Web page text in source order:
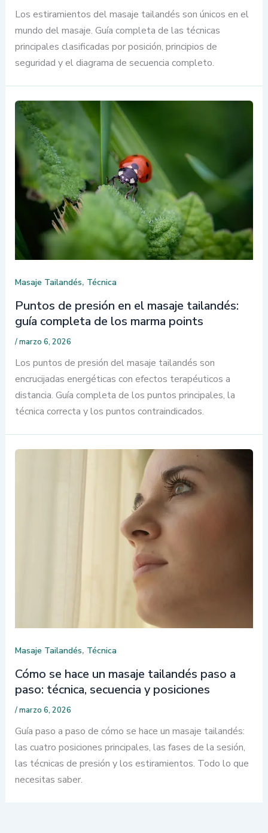
Los estiramientos del masaje tailandés son únicos en el
mundo del masaje. Guía completa de las técnicas
principales clasificadas por posición, principios de
seguridad y el diagrama de secuencia completo.
Masaje Tailandés, Técnica
Puntos de presión en el masaje tailandés:
guía completa de los marma points
/marzo 6, 2026
Los puntos de presión del masaje tailandés son
encrucijadas energéticas con efectos terapéuticos a
distancia. Guía completa de los puntos principales, la
técnica correcta y los puntos contraindicados.
Masaje Tailandés, Técnica
Cómo se hace un masaje tailandés paso a
paso: técnica, secuencia y posiciones
/marzo 6, 2026
Guía paso a paso de cómo se hace un masaje tailandés:
las cuatro posiciones principales, las fases de la sesión,
las técnicas de presión y los estiramientos. Todo lo que
necesitas saber.